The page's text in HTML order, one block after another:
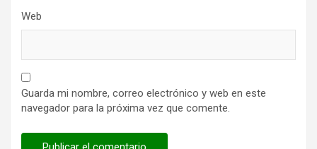
Web
Guarda mi nombre, correo electrónico y web en este
navegador para la próxima vez que comente.